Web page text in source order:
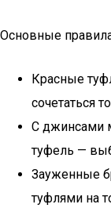
Основные
Красные
сочетаться
С джинсами
туфель —
Зауженные
туфлями на